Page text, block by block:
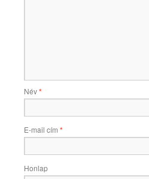
Név*
E-mail cím *
Honlap